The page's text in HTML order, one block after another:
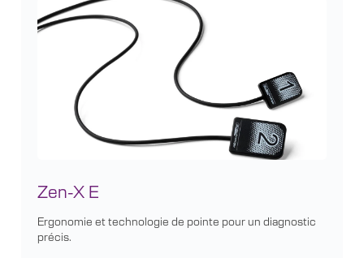
Zen-X E
Ergonomie et technologie de pointe pour un diagnostic
précis.